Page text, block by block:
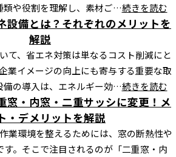
類や役割を理解し、素材ご…続きを読む
設備とは？それぞれのメリットを
解説
て、省エネ対策は単なるコスト削減にと
業イメージの向上にも寄与する重要な取
備の導入は、エネルギー効…続きを読む
窓・内窓・二重サッシに変更！メ
・デメリットを解説
業環境を整えるためには、窓の断熱性や
す。そこで注目されるのが「二重窓・内